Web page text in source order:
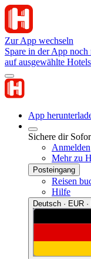
Zur App wechseln
Spare in der App
auf ausgewählte
App
Sichere dir
Anmelden
Mehr zu
Posteingang
Reisen
Hilfe
Deutsch · EUR